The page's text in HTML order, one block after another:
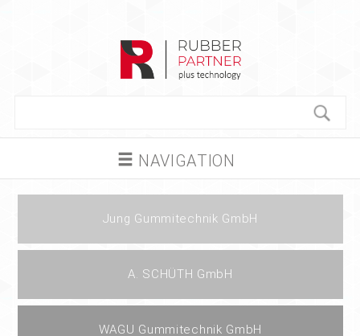
NAVIGATION
Jung Gummitechnik GmbH
A. SCHÜTH GmbH
WAGU Gummitechnik GmbH